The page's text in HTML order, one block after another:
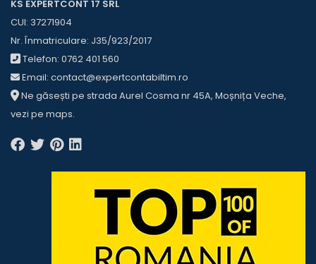
KS EXPERTCONT 17 SRL
CUI: 37271904
Nr. Înmatriculare: J35/923/2017
Telefon: 0762 401 560
Email: contact@expertcontabiltim.ro
Ne găsești pe strada Aurel Cosma nr 45A, Moșnița Veche,
vezi pe maps.